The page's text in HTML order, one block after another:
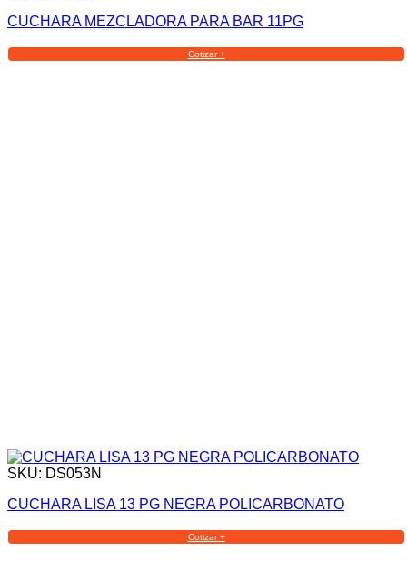
CUCHARA MEZCLADORA PARA BAR 11PG
Cotizar +
SKU: DS053N
CUCHARA LISA 13 PG NEGRA POLICARBONATO
Cotizar +